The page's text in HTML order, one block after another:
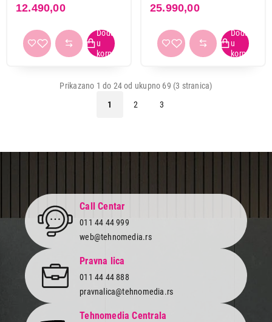
12.490,00 25.990,00
Prikazano 1 do 24 od ukupno 69 (3 stranica)
1
2 3
Call Centar
011 44 44 999
web@tehnomedia.rs
Pravna lica
011 44 44 888
pravnalica@tehnomedia.rs
Tehnomedia Centrala